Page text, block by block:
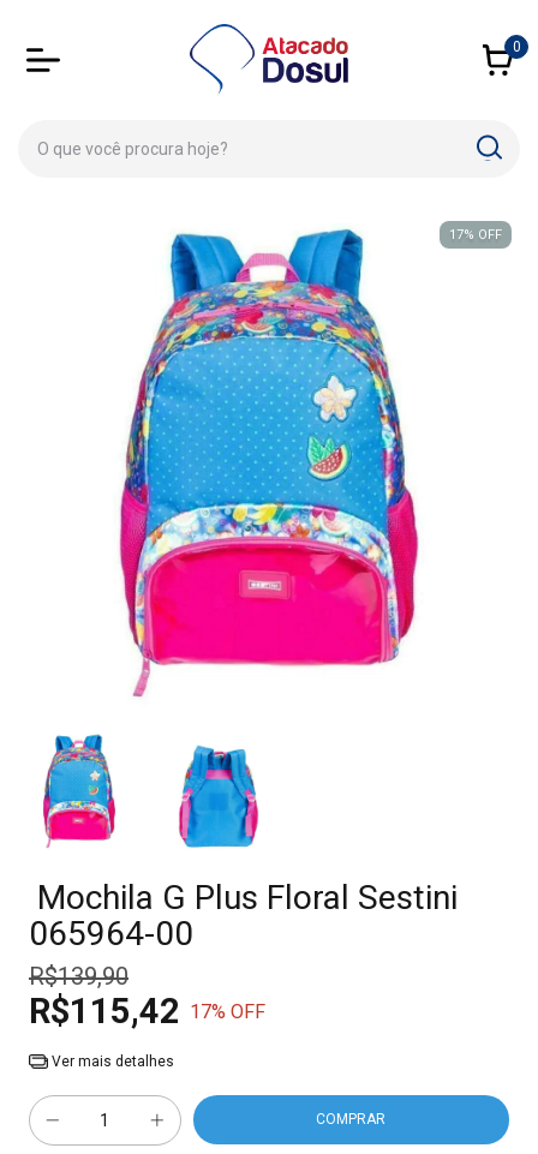
0
17% OFF
Mochila G Plus Floral Sestini
065964-00
R$139,90
R$115,42 17% OFF
Ver mais detalhes